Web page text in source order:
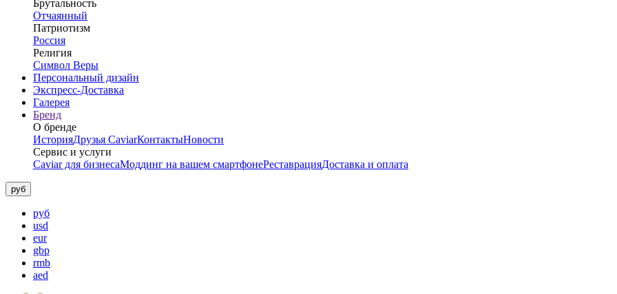
Брутальность
Отчаянный
Патриотизм
Россия
Религия
Символ Веры
Персональный дизайн
Экспресс-Доставка
Галерея
Бренд
О бренде
ИсторияДрузья CaviarКонтактыНовости
Сервис и услуги
Caviar для бизнесаМоддинг на вашем смартфонеРеставрацияДоставка и оплата
руб
руб
usd
eur
gbp
rmb
aed